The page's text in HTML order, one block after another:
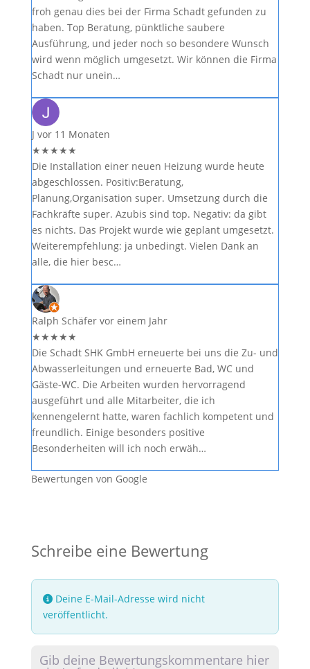
froh genau dies bei der Firma Schadt gefunden zu
haben. Top Beratung, pünktliche saubere
Ausführung, und jeder noch so besondere Wunsch
wird wenn möglich umgesetzt. Wir können die Firma
Schadt nur unein…
J vor 11 Monaten
★★★★★
Die Installation einer neuen Heizung wurde heute
abgeschlossen. Positiv:Beratung,
Planung,Organisation super. Umsetzung durch die
Fachkräfte super. Azubis sind top. Negativ: da gibt
es nichts. Das Projekt wurde wie geplant umgesetzt.
Weiterempfehlung: ja unbedingt. Vielen Dank an
alle, die hier besc…
Ralph Schäfer vor einem Jahr
★★★★★
Die Schadt SHK GmbH erneuerte bei uns die Zu- und
Abwasserleitungen und erneuerte Bad, WC und
Gäste-WC. Die Arbeiten wurden hervorragend
ausgeführt und alle Mitarbeiter, die ich
kennengelernt hatte, waren fachlich kompetent und
freundlich. Einige besonders positive
Besonderheiten will ich noch erwäh…
Bewertungen von Google
Schreibe eine Bewertung
Deine E-Mail-Adresse wird nicht
veröffentlicht.
Rezensionstext